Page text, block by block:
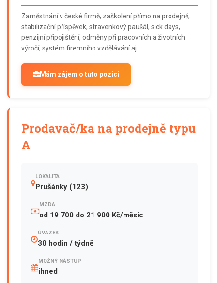
Zaměstnání v české firmě, zaškolení přímo na prodejně,
stabilizační příspěvek, stravenkový paušál, sick days,
penzijní připojištění, odměny při pracovních a životních
výročí, systém firemního vzdělávání aj.
Mám zájem o tuto pozici
Prodavač/ka na prodejně typu
A
LOKALITA
Prušánky (123)
MZDA
od 19 700 do 21 900 Kč/měsíc
ÚVAZEK
30 hodin / týdně
MOŽNÝ NÁSTUP
ihned